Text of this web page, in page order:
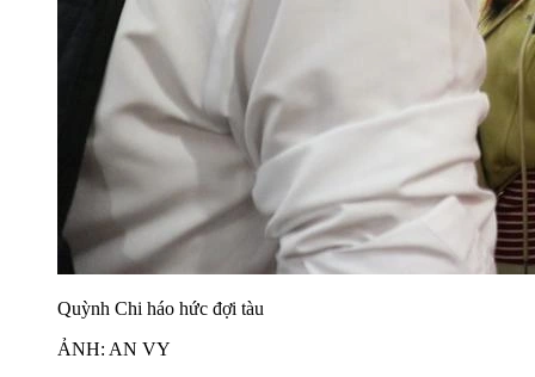
Quỳnh Chi háo hức đợi tàu
ẢNH: AN VY